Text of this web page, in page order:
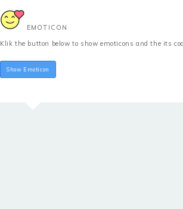
EMOTICON
Klik the button below to show emoticons and the its
Hide Emoticon
Show Emoticon